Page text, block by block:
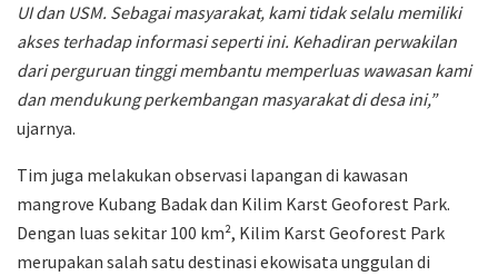
UI dan USM. Sebagai masyarakat, kami tidak selalu memiliki
akses terhadap informasi seperti ini. Kehadiran perwakilan
dari perguruan tinggi membantu memperluas wawasan kami
dan mendukung perkembangan masyarakat di desa ini,”
ujarnya.
Tim juga melakukan observasi lapangan di kawasan
mangrove Kubang Badak dan Kilim Karst Geoforest Park.
Dengan luas sekitar 100 km², Kilim Karst Geoforest Park
merupakan salah satu destinasi ekowisata unggulan di